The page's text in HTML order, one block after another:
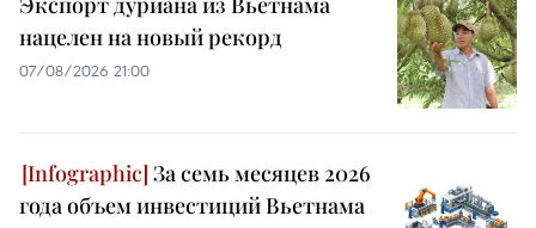
нацелен на новый рекорд
07/08/2026 21:00
За семь месяцев 2026
года объем инвестиций Вьетнама